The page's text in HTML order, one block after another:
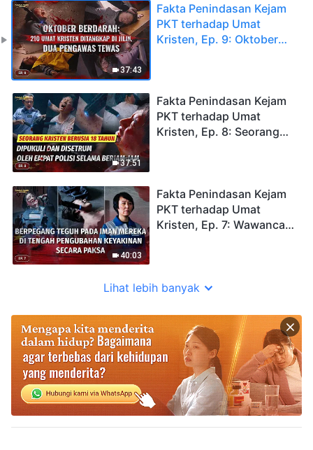
37:43
Fakta Penindasan Kejam
PKT terhadap Umat
Kristen, Ep. 9: Oktober
37:51
Fakta Penindasan Kejam
PKT terhadap Umat
Kristen, Ep. 8: Seorang
Berjam-jam
40:03
Fakta Penindasan Kejam
PKT terhadap Umat
Kristen, Ep. 7: Wawancara
Teguh pada Iman di
Keyakinan secara Paksa
Lihat lebih banyak